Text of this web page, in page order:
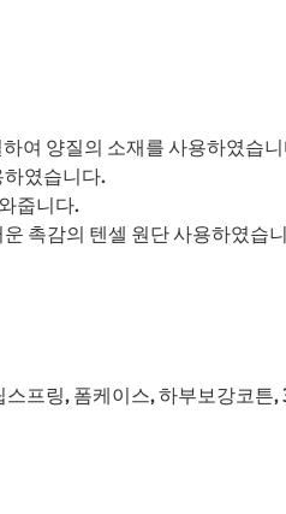
여 양질의 소재를 사용하였습
하였습니다.
줍니다.
촉감의 텐셀 원단 사용하였습
프링, 폼케이스, 하부보강코튼,